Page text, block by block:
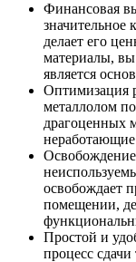
Финансовая
значительное
делает его
материалы, вы
является
Оптимизация
металлолом
драгоценных
Освобождение
освобождает
помещении,
Простой и
процесс